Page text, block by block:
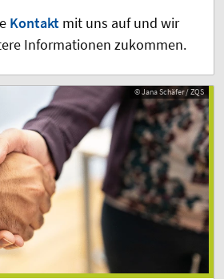
Kontakt mit uns auf und wir
Informationen zukommen.
© Jana Schäfer / ZQS
© Jana Schäfer / ZQS